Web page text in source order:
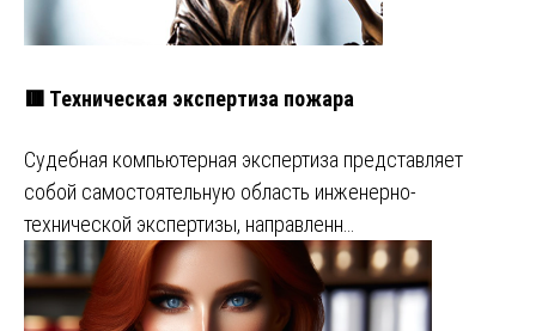
🟥 Техническая экспертиза пожара
Судебная компьютерная экспертиза представляет
собой самостоятельную область инженерно-
технической экспертизы, направленн…